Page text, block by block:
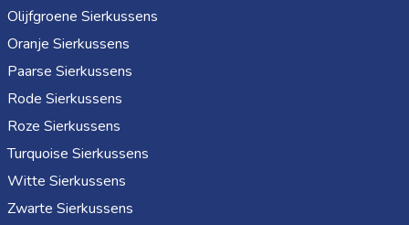
Olijfgroene Sierkussens
Oranje Sierkussens
Paarse Sierkussens
Rode Sierkussens
Roze Sierkussens
Turquoise Sierkussens
Witte Sierkussens
Zwarte Sierkussens